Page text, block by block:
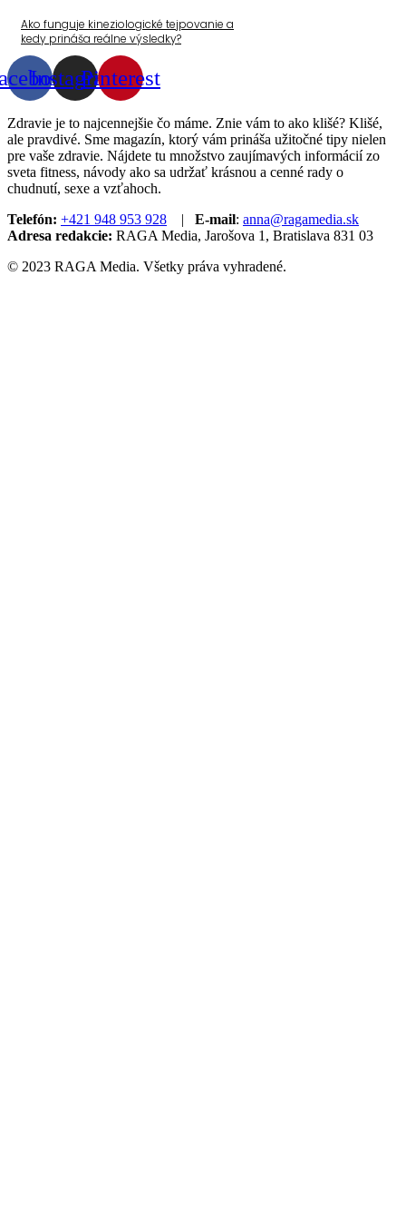
Ako funguje kineziologické tejpovanie a
kedy prináša reálne výsledky?
InstagramPinterest
Zdravie je to najcennejšie čo máme. Znie vám to ako klišé? Klišé,
ale pravdivé. Sme magazín, ktorý vám prináša užitočné tipy nielen
pre vaše zdravie. Nájdete tu množstvo zaujímavých informácií zo
sveta fitness, návody ako sa udržať krásnou a cenné rady o
chudnutí, sexe a vzťahoch.
Telefón: +421 948 953 928 | E-mail: anna@ragamedia.sk
Adresa redakcie: RAGA Media, Jarošova 1, Bratislava 831 03
© 2023 RAGA Media. Všetky práva vyhradené.